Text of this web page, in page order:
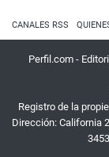
CANALES RSS
Perfil.com -
Registro de la
Dirección: California